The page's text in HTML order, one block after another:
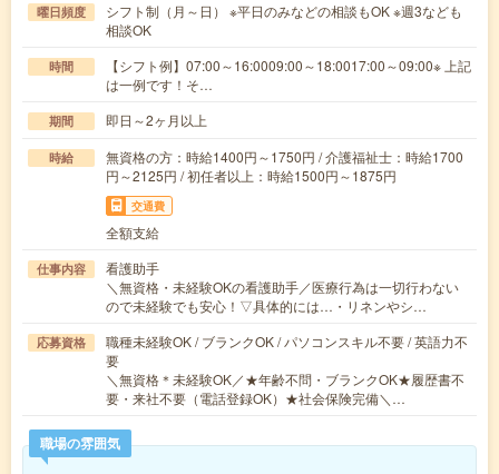
曜日頻度
シフト制（月～日） ※平日のみなどの相談もOK ※週3なども
相談OK
時間
【シフト例】07:00～16:0009:00～18:0017:00～09:00※ 上記
は一例です！そ…
期間 即日～2ヶ月以上
時給
無資格の方：時給1400円～1750円 / 介護福祉士：時給1700
円～2125円 / 初任者以上：時給1500円～1875円
交通費
全額支給
仕事内容
看護助手
＼無資格・未経験OKの看護助手／医療行為は一切行わない
ので未経験でも安心！▽具体的には…・リネンやシ…
応募資格
職種未経験OK / ブランクOK / パソコンスキル不要 / 英語力不
要
＼無資格＊未経験OK／★年齢不問・ブランクOK★履歴書不
要・来社不要（電話登録OK）★社会保険完備＼…
職場の雰囲気